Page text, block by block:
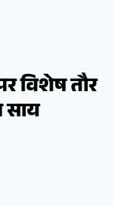
विशेष तौर
साय